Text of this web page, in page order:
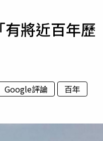
將近百年歷
Google評論
百年